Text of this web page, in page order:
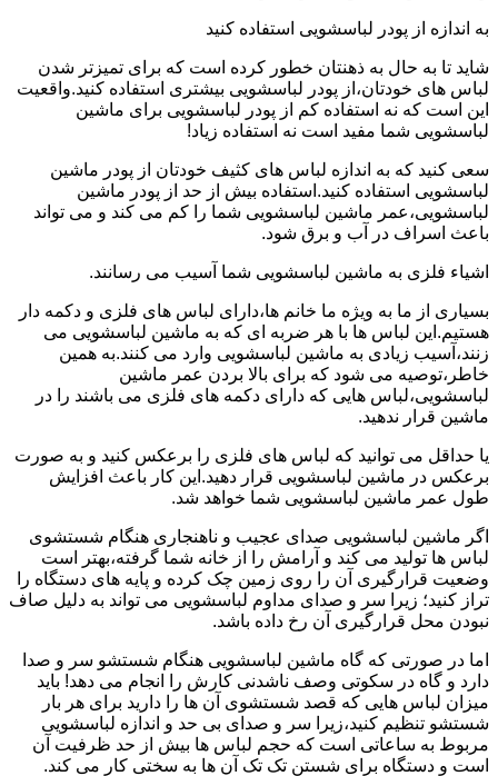
به اندازه از پودر لباسشویی استفاده کنید
شاید تا به حال به ذهنتان خطور کرده است که برای تمیزتر شدن
لباس های خودتان،از پودر لباسشویی بیشتری استفاده کنید.واقعیت
این است که نه استفاده کم از پودر لباسشویی برای ماشین
لباسشویی شما مفید است نه استفاده زیاد!
سعی کنید که به اندازه لباس های کثیف خودتان از پودر ماشین
لباسشویی استفاده کنید.استفاده بیش از حد از پودر ماشین
لباسشویی،عمر ماشین لباسشویی شما را کم می کند و می تواند
باعث اسراف در آب و برق شود.
اشیاء فلزی به ماشین لباسشویی شما آسیب می رسانند.
بسیاری از ما به ویژه ما خانم ها،دارای لباس های فلزی و دکمه دار
هستیم.این لباس ها با هر ضربه ای که به ماشین لباسشویی می
زنند،آسیب زیادی به ماشین لباسشویی وارد می کنند.به همین
خاطر،توصیه می شود که برای بالا بردن عمر ماشین
لباسشویی،لباس هایی که دارای دکمه های فلزی می باشند را در
ماشین قرار ندهید.
یا حداقل می توانید که لباس های فلزی را برعکس کنید و به صورت
برعکس در ماشین لباسشویی قرار دهید.این کار باعث افزایش
طول عمر ماشین لباسشویی شما خواهد شد.
اگر ماشین لباسشویی صدای عجیب و ناهنجاری هنگام شستشوی
لباس ها تولید می کند و آرامش را از خانه شما گرفته،بهتر است
وضعیت قرارگیری آن را روی زمین چک کرده و پایه های دستگاه را
تراز کنید؛ زیرا سر و صدای مداوم لباسشویی می تواند به دلیل صاف
نبودن محل قرارگیری آن رخ داده باشد.
اما در صورتی که گاه ماشین لباسشویی هنگام شستشو سر و صدا
دارد و گاه در سکوتی وصف ناشدنی کارش را انجام می دهد! باید
میزان لباس هایی که قصد شستشوی آن ها را دارید برای هر بار
شستشو تنظیم کنید،زیرا سر و صدای بی حد و اندازه لباسشویی
مربوط به ساعاتی است که حجم لباس ها بیش از حد ظرفیت آن
است و دستگاه برای شستن تک تک آن ها به سختی کار می کند.